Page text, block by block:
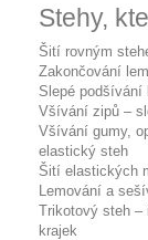
Stehy,
Šití rovným
Zakončování
Slepé podšívání
Všívání zipů –
Všívání gumy,
elastický steh
Šití elastických
Lemování a
Trikotový steh –
krajek